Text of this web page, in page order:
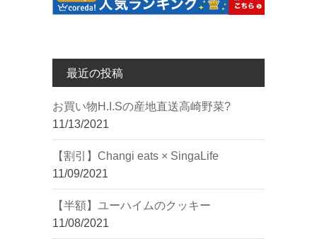
最近の投稿
︎お買い物︎H.I.Sの産地直送高崎野菜?
11/13/2021
【割引】Changi eats × SingaLife
11/09/2021
【半額】ユーハイムのクッキー
11/08/2021